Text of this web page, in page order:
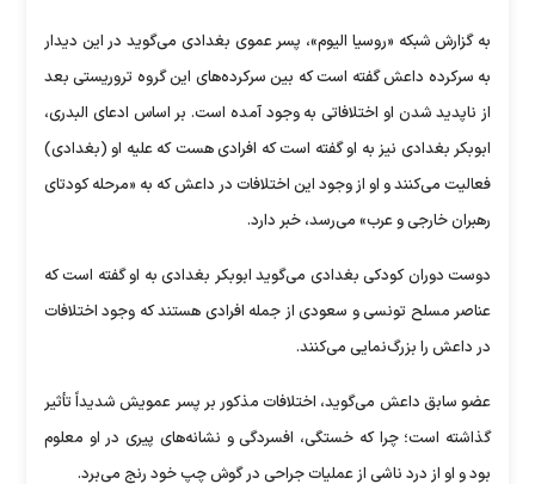
به گزارش شبکه «روسیا الیوم»، پسر عموی بغدادی می‌گوید در این دیدار
به سرکرده داعش گفته است که بین سرکرده‌های این گروه تروریستی بعد
از ناپدید شدن او اختلافاتی به وجود آمده است. بر اساس ادعای البدری،
ابوبکر بغدادی نیز به او گفته است که افرادی هست که علیه او (بغدادی)
فعالیت می‌کنند و او از وجود این اختلافات در داعش که به «مرحله کودتای
رهبران خارجی و عرب» می‌رسد، خبر دارد.
دوست دوران کودکی بغدادی می‌گوید ابوبکر بغدادی به او گفته است که
عناصر مسلح تونسی و سعودی از جمله افرادی هستند که وجود اختلافات
در داعش را بزرگ‌نمایی می‌کنند.
عضو سابق داعش می‌گوید، اختلافات مذکور بر پسر عمویش شدیداً تأثیر
گذاشته است؛ چرا که خستگی، افسردگی و نشانه‌های پیری در او معلوم
بود و او از درد ناشی از عملیات جراحی در گوش چپ خود رنج می‌برد.